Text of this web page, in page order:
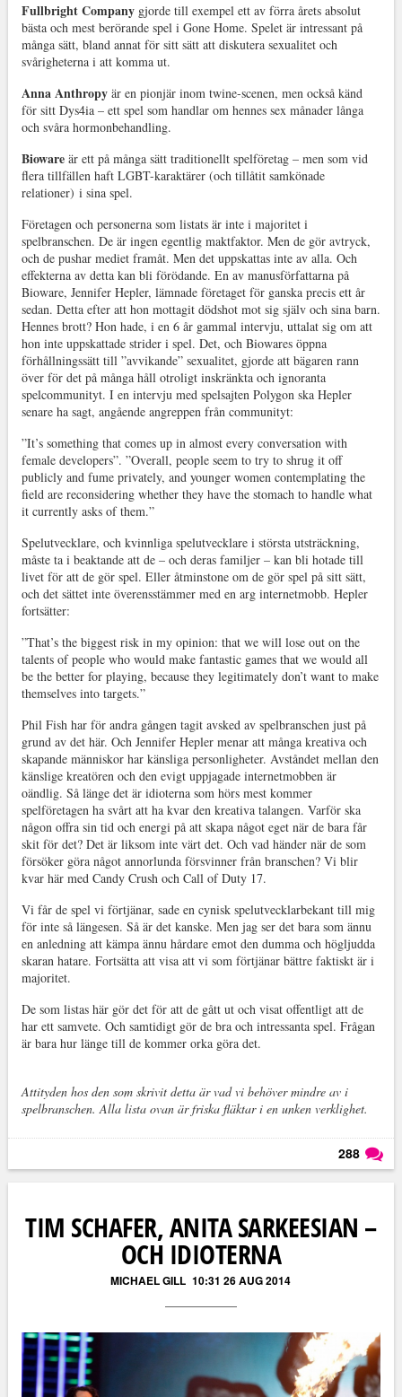
Fullbright Companygjorde till exempel ett av förra årets absolut
bästa och mest berörande spel i Gone Home. Spelet är intressant på
många sätt, bland annat för sitt sätt att diskutera sexualitet och
svårigheterna i att komma ut.
Anna Anthropyär en pionjär inom twine-scenen, men också känd
för sitt Dys4ia – ett spel som handlar om hennes sex månader långa
och svåra hormonbehandling.
Biowareär ett på många sätt traditionellt spelföretag – men som vid
flera tillfällen haft LGBT-karaktärer (och tillåtit samkönade
relationer) i sina spel.
Företagen och personerna som listats är inte i majoritet i
spelbranschen. De är ingen egentlig maktfaktor. Men de gör avtryck,
och de pushar mediet framåt. Men det uppskattas inte av alla. Och
effekterna av detta kan bli förödande. En av manusförfattarna på
Bioware, Jennifer Hepler, lämnade företaget för ganska precis ett år
sedan. Detta efter att hon mottagit dödshot mot sig själv och sina barn.
Hennes brott? Hon hade, i en 6 år gammal intervju, uttalat sig om att
hon inte uppskattade strider i spel. Det, och Biowares öppna
förhållningssätt till ”avvikande” sexualitet, gjorde att bägaren rann
över för det på många håll otroligt inskränkta och ignoranta
spelcommunityt. I en intervju med spelsajten Polygon ska Hepler
senare ha sagt, angående angreppen från communityt:
”It’s something that comes up in almost every conversation with
female developers”. ”Overall, people seem to try to shrug it off
publicly and fume privately, and younger women contemplating the
field are reconsidering whether they have the stomach to handle what
it currently asks of them.”
Spelutvecklare, och kvinnliga spelutvecklare i största utsträckning,
måste ta i beaktande att de – och deras familjer – kan bli hotade till
livet för att de gör spel. Eller åtminstone om de gör spel på sitt sätt,
och det sättet inte överensstämmer med en arg internetmobb. Hepler
fortsätter:
”That’s the biggest risk in my opinion: that we will lose out on the
talents of people who would make fantastic games that we would all
be the better for playing, because they legitimately don’t want to make
themselves into targets.”
Phil Fish har för andra gången tagit avsked av spelbranschen just på
grund av det här. Och Jennifer Hepler menar att många kreativa och
skapande människor har känsliga personligheter. Avståndet mellan den
känslige kreatören och den evigt uppjagade internetmobben är
oändlig. Så länge det är idioterna som hörs mest kommer
spelföretagen ha svårt att ha kvar den kreativa talangen. Varför ska
någon offra sin tid och energi på att skapa något eget när de bara får
skit för det? Det är liksom inte värt det. Och vad händer när de som
försöker göra något annorlunda försvinner från branschen? Vi blir
kvar här med Candy Crush och Call of Duty 17.
Vi får de spel vi förtjänar, sade en cynisk spelutvecklarbekant till mig
för inte så längesen. Så är det kanske. Men jag ser det bara som ännu
en anledning att kämpa ännu hårdare emot den dumma och högljudda
skaran hatare. Fortsätta att visa att vi som förtjänar bättre faktiskt är i
majoritet.
De som listas här gör det för att de gått ut och visat offentligt att de
har ett samvete. Och samtidigt gör de bra och intressanta spel. Frågan
är bara hur länge till de kommer orka göra det.
Attityden hos den som skrivit detta är vad vi behöver mindre av i
spelbranschen. Alla lista ovan är friska fläktar i en unken verklighet.
288
TIM SCHAFER, ANITA SARKEESIAN –
OCH IDIOTERNA
MICHAEL GILL 10:31 26 AUG 2014